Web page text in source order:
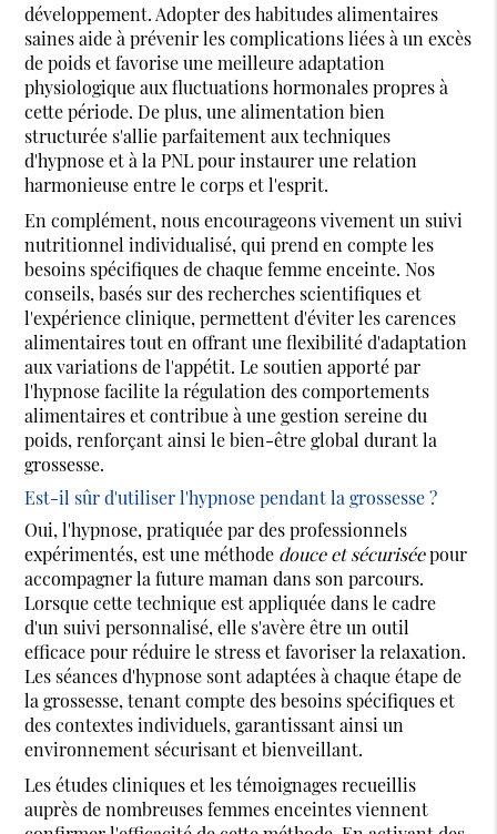
développement. Adopter des habitudes alimentaires
saines aide à prévenir les complications liées à un excès
de poids et favorise une meilleure adaptation
physiologique aux fluctuations hormonales propres à
cette période. De plus, une alimentation bien
structurée s'allie parfaitement aux techniques
d'hypnose et à la PNL pour instaurer une relation
harmonieuse entre le corps et l'esprit.
En complément, nous encourageons vivement un suivi
nutritionnel individualisé, qui prend en compte les
besoins spécifiques de chaque femme enceinte. Nos
conseils, basés sur des recherches scientifiques et
l'expérience clinique, permettent d'éviter les carences
alimentaires tout en offrant une flexibilité d'adaptation
aux variations de l'appétit. Le soutien apporté par
l'hypnose facilite la régulation des comportements
alimentaires et contribue à une gestion sereine du
poids, renforçant ainsi le bien-être global durant la
grossesse.
Est-il sûr d'utiliser l'hypnose pendant la grossesse ?
Oui, l'hypnose, pratiquée par des professionnels
expérimentés, est une méthode douce et sécuriséepour
accompagner la future maman dans son parcours.
Lorsque cette technique est appliquée dans le cadre
d'un suivi personnalisé, elle s'avère être un outil
efficace pour réduire le stress et favoriser la relaxation.
Les séances d'hypnose sont adaptées à chaque étape de
la grossesse, tenant compte des besoins spécifiques et
des contextes individuels, garantissant ainsi un
environnement sécurisant et bienveillant.
Les études cliniques et les témoignages recueillis
auprès de nombreuses femmes enceintes viennent